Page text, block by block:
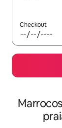
Checkout